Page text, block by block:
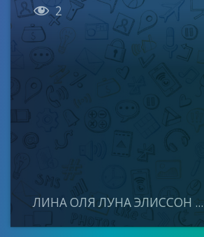
 2
ЛИНА ОЛЯ ЛУНА ЭЛИССОН ...